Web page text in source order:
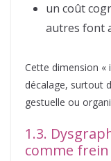
un coût
autres font
Cette dimension «
décalage, surtout
gestuelle ou
1.3.
comme